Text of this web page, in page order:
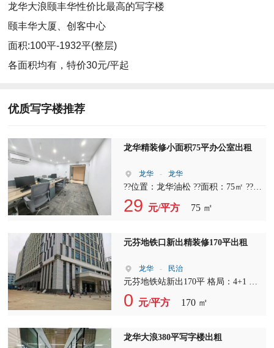
龙华大浪颐丰华性价比最高的写字楼
颐丰华大厦、创客中心
面积:100平-1932平(整层)
各面积均有，特价30元/平起
优质写字楼推荐
龙华精装修小面积75平办公室出租
龙华 - 龙华
??位置：龙华油松 ??面积：75㎡ ??格
局：1+1（独立隔间+开放办公区） ?
优势：精装交付、水电通、家私全
商直播、设计工作室、企业分公司
29 元/平方 75 ㎡
元芬地铁口新出精装修170平出租
龙华 - 民治
元芬地铁站新出170平 格局：4+1 单
价：43+5 使用率：6成 可定制装修 ?
免费停车
0 元/平方 170 ㎡
龙华大浪380平写字楼出粗